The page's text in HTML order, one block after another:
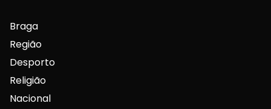
Braga
Região
Desporto
Religião
Nacional